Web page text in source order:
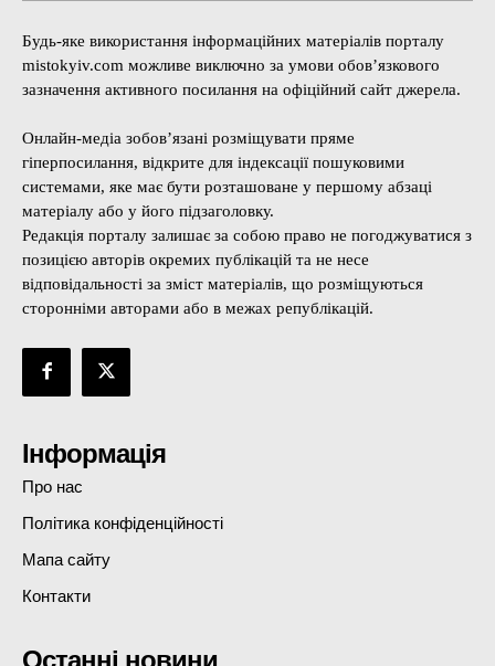
Будь-яке використання інформаційних матеріалів порталу
mistokyiv.com можливе виключно за умови обов’язкового
зазначення активного посилання на офіційний сайт джерела.
Онлайн-медіа зобов’язані розміщувати пряме
гіперпосилання, відкрите для індексації пошуковими
системами, яке має бути розташоване у першому абзаці
матеріалу або у його підзаголовку.
Редакція порталу залишає за собою право не погоджуватися з
позицією авторів окремих публікацій та не несе
відповідальності за зміст матеріалів, що розміщуються
сторонніми авторами або в межах републікацій.
Інформація
Про нас
Політика конфіденційності
Мапа сайту
Контакти
Останні новини